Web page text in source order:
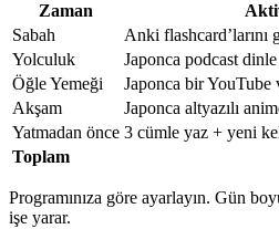
Zaman
Sabah
Anki flashcard’larını
Yolculuk
Japonca podcast dinle
Öğle Yemeği
Japonca bir YouTube
Akşam
Japonca altyazılı
Yatmadan önce 3 cümle yaz + yeni
Toplam
Programınıza göre ayarlayın. Gün
işe yarar.